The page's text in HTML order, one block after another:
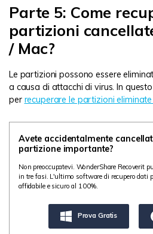
Parte 5: Come
partizioni
/ Mac?
Le partizioni possono essere
a causa di attacchi di virus. In
per recuperare le partizioni
Avete accidentalmente
partizione importante?
Non preoccupatevi. WonderShare Recoverit
in tre fasi. L'ultimo software di recupero dati
affidabile e sicuro al 100%.
Prova Gratis